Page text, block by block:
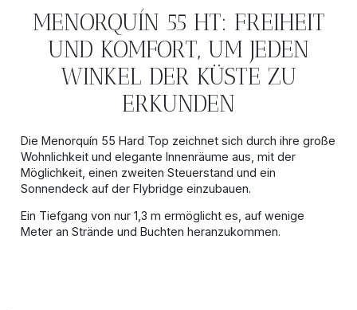
MENORQUÍN 55 HT: FREIHEIT
UND KOMFORT, UM JEDEN
WINKEL DER KÜSTE ZU
ERKUNDEN
Die Menorquín 55 Hard Top zeichnet sich durch ihre große
Wohnlichkeit und elegante Innenräume aus, mit der
Möglichkeit, einen zweiten Steuerstand und ein
Sonnendeck auf der Flybridge einzubauen.
Ein Tiefgang von nur 1,3 m ermöglicht es, auf wenige
Meter an Strände und Buchten heranzukommen.